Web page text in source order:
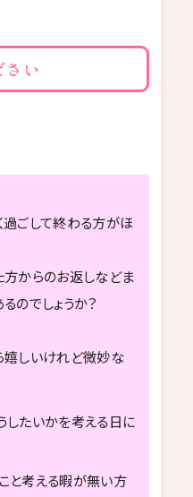
い
ごして終わる方がほ
方からのお返しなどま
のでしょうか？
嬉しいけれど微妙な
したいかを考える日に
と考える暇が無い方